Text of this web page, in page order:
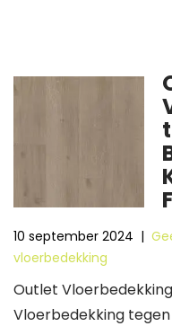
10 september 2024 |
vloerbedekking
Outlet
Vloerbedekking